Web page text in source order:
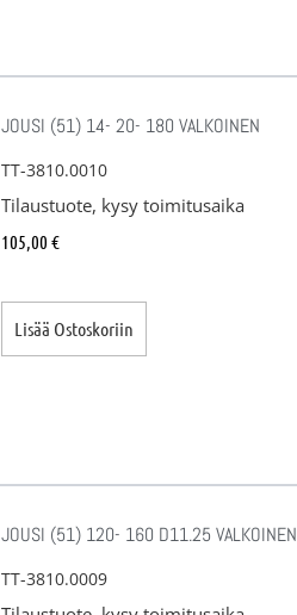
JOUSI (51) 14- 20- 180 VALKOINEN
TT-3810.0010
Tilaustuote, kysy toimitusaika
105,00 €
Lisää Ostoskoriin
JOUSI (51) 120- 160 D11.25 VALKOINEN
TT-3810.0009